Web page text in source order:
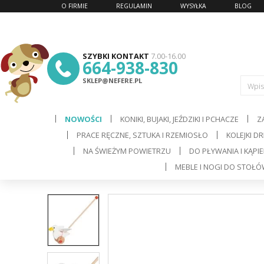
SZYBKI KONTAKT 7.00-16.00
664-938-830
SKLEP@NEFERE.PL
O FIRMIE REGULAMIN WYSYŁKA BLOG
NOWOŚCI KONIKI, BUJAKI, JEŹDZIKI I PCHACZE
PRACE RĘCZNE, SZTUKA I RZEMIOSŁO
KOLEJKI
NA ŚWIEŻYM POWIETRZU
DO PŁYWANIA I
MEBLE I NOGI DO